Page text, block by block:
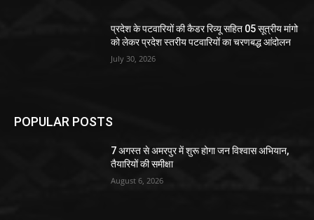
प्रदेश के पटवारियों की कैडर रिव्यू सहित 05 सूत्रीय मांगो
को लेकर प्रदेश स्तरीय पटवारियों का चरणबद्ध आंदोलन
July 30, 2026
POPULAR POSTS
7 अगस्त से अमरपुर में शुरू होगा जन विश्वास अभियान,
तैयारियों की समीक्षा
August 6, 2026